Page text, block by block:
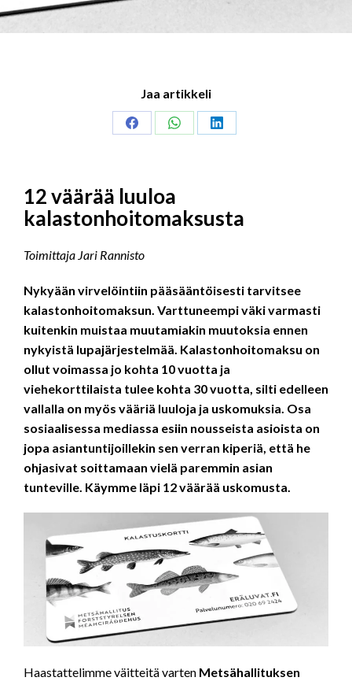
Jaa artikkeli
Share
Share
Share
12 väärää luuloa
kalastonhoitomaksusta
Toimittaja Jari Rannisto
Nykyään virvelöintiin pääsääntöisesti tarvitsee
kalastonhoitomaksun. Varttuneempi väki varmasti
kuitenkin muistaa muutamiakin muutoksia ennen
nykyistä lupajärjestelmää. Kalastonhoitomaksu on
ollut voimassa jo kohta 10 vuotta ja
viehekorttilaista tulee kohta 30 vuotta, silti edelleen
vallalla on myös vääriä luuloja ja uskomuksia. Osa
sosiaalisessa mediassa esiin nousseista asioista on
jopa asiantuntijoillekin sen verran kiperiä, että he
ohjasivat soittamaan vielä paremmin asian
tunteville. Käymme läpi 12 väärää uskomusta.
Haastattelimme väitteitä varten Metsähallituksen